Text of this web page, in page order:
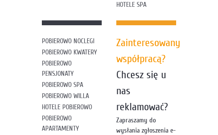
HOTELE SPA
POBIEROWO NOCLEGI
POBIEROWO KWATERY
POBIEROWO
PENSJONATY
POBIEROWO SPA
POBIEROWO WILLA
HOTELE POBIEROWO
POBIEROWO
APARTAMENTY
Zainteresowany
współpracą?
Chcesz się u
nas
reklamować?
Zapraszamy do
wysłania zgłoszenia e-